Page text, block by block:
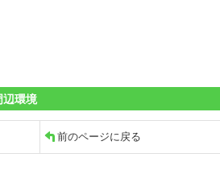
辺環境
前のページに戻る